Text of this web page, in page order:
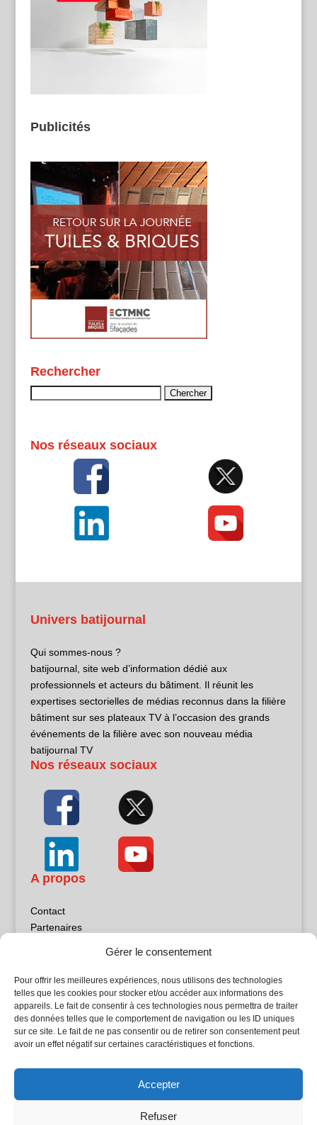
Gérer le consentement
Pour offrir les meilleures expériences, nous utilisons des technologies
telles que les cookies pour stocker et/ou accéder aux informations des
appareils. Le fait de consentir à ces technologies nous permettra de traiter
des données telles que le comportement de navigation ou les ID uniques
sur ce site. Le fait de ne pas consentir ou de retirer son consentement peut
avoir un effet négatif sur certaines caractéristiques et fonctions.
Accepter
Refuser
Publicités
Rechercher
Nos réseaux sociaux
Univers batijournal
Qui sommes-nous ?
batijournal, site web d’information dédié aux
professionnels et acteurs du bâtiment. Il réunit les
expertises sectorielles de médias reconnus dans la filière
bâtiment sur ses plateaux TV à l’occasion des grands
événements de la filière avec son nouveau média
batijournal TV
Nos réseaux sociaux
A propos
Contact
Partenaires
Politique de confidentialité
Sites partenaires
5Façades
Atrium Patrimoine